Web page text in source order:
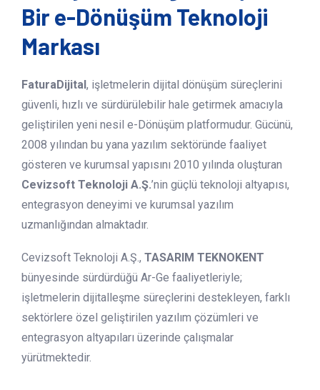
Bir e-Dönüşüm Teknoloji
Markası
FaturaDijital, işletmelerin dijital dönüşüm süreçlerini
güvenli, hızlı ve sürdürülebilir hale getirmek amacıyla
geliştirilen yeni nesil e-Dönüşüm platformudur. Gücünü,
2008 yılından bu yana yazılım sektöründe faaliyet
gösteren ve kurumsal yapısını 2010 yılında oluşturan
Cevizsoft Teknoloji A.Ş.’nin güçlü teknoloji altyapısı,
entegrasyon deneyimi ve kurumsal yazılım
uzmanlığından almaktadır.
Cevizsoft Teknoloji A.Ş., TASARIM TEKNOKENT
bünyesinde sürdürdüğü Ar-Ge faaliyetleriyle;
işletmelerin dijitalleşme süreçlerini destekleyen, farklı
sektörlere özel geliştirilen yazılım çözümleri ve
entegrasyon altyapıları üzerinde çalışmalar
yürütmektedir.